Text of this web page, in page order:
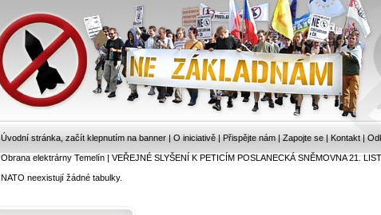
Úvodní stránka, začít klepnutím na banner | O iniciativě | Přispějte nám | Zapojte se | Kontakt |
Obrana elektrárny Temelín|VEŘEJNÉ SLYŠENÍ K PETICÍM POSLANECKÁ SNĚMOVNA 21.
NATO neexistují žádné tabulky.